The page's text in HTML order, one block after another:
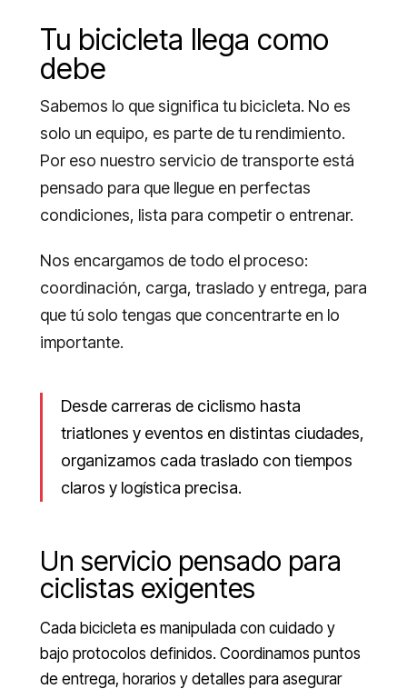
Tu bicicleta llega como
debe
Sabemos lo que significa tu bicicleta. No es
solo un equipo, es parte de tu rendimiento.
Por eso nuestro servicio de transporte está
pensado para que llegue en perfectas
condiciones, lista para competir o entrenar.
Nos encargamos de todo el proceso:
coordinación, carga, traslado y entrega, para
que tú solo tengas que concentrarte en lo
importante.
Desde carreras de ciclismo hasta
triatlones y eventos en distintas ciudades,
organizamos cada traslado con tiempos
claros y logística precisa.
Un servicio pensado para
ciclistas exigentes
Cada bicicleta es manipulada con cuidado y
bajo protocolos definidos. Coordinamos puntos
de entrega, horarios y detalles para asegurar